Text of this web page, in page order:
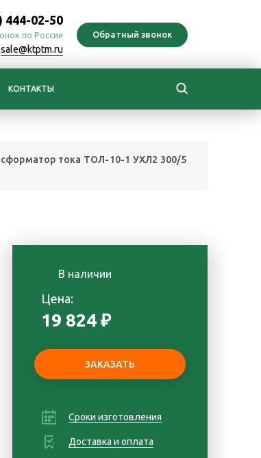
444-02-50
по России
sale@ktptm.ru
КОНТАКТЫ
тока ТОЛ-10-1 УХЛ2 300/5
В наличии
Цена:
19 824 ₽
Сроки изготовления
Доставка и оплата